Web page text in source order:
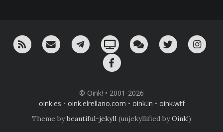
RSS ¡Mándame un email!¡Nuestro canal en Telegram!
Oink! TV Charla con nosotros
Twitter
© Oink! • 2001-2026
oink.es • oink.elrellano.com • oink.in • oink.wtf
Theme bybeautiful-jekyll (unjekyllified byOink!)